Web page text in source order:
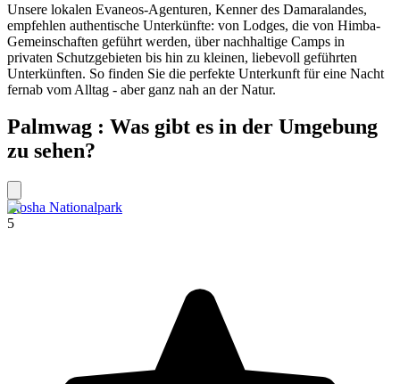
Unsere lokalen Evaneos-Agenturen, Kenner des Damaralandes,
empfehlen authentische Unterkünfte: von Lodges, die von Himba-
Gemeinschaften geführt werden, über nachhaltige Camps in
privaten Schutzgebieten bis hin zu kleinen, liebevoll geführten
Unterkünften. So finden Sie die perfekte Unterkunft für eine Nacht
fernab vom Alltag - aber ganz nah an der Natur.
Palmwag : Was gibt es in der Umgebung
zu sehen?
Etosha Nationalpark
5